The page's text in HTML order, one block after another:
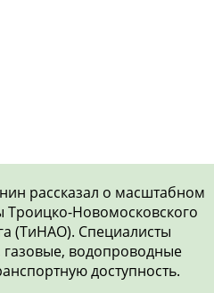
рассказал о масштабном
Троицко-Новомосковского
(ТиНАО). Специалисты
газовые, водопроводные
доступность.